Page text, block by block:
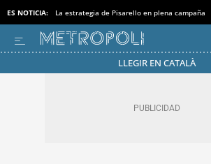
ES NOTICIA: La estrategia de Pisarello en plena campaña
LLEGIR EN CATALÀ